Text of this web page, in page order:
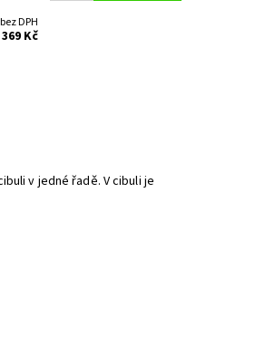
304,96 Kč bez DPH
369 Kč
v jedné řadě. V cibuli je